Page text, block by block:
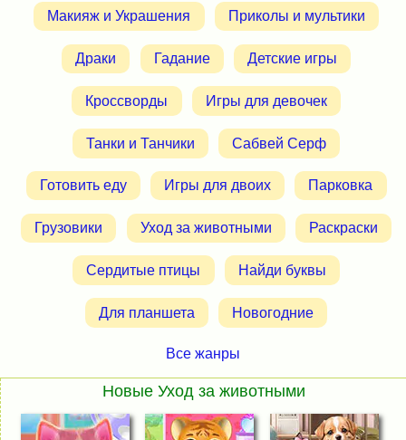
Макияж и Украшения Приколы и мультики
Драки Гадание Детские игры
Кроссворды Игры для девочек
Танки и Танчики Сабвей Серф
Готовить еду Игры для двоих Парковка
Грузовики Уход за животными Раскраски
Сердитые птицы Найди буквы
Для планшета Новогодние
Все жанры
Новые Уход за животными